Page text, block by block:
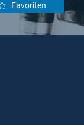
Favoriten